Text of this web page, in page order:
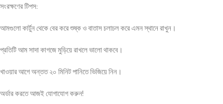
সংরক্ষণের টিপস:
আমগুলো কার্টুন থেকে বের করে শুষ্ক ও বাতাস চলাচল করে এমন স্থানে রাখুন।
প্রতিটি আম সাদা কাগজে মুড়িয়ে রাখলে ভালো থাকবে।
খাওয়ার আগে অন্তত ২০ মিনিট পানিতে ভিজিয়ে নিন।
অর্ডার করতে আজই যোগাযোগ করুন!